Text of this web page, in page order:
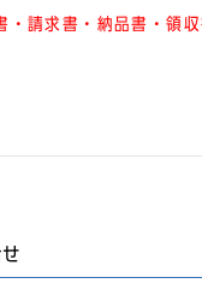
請求書・納品書・領収